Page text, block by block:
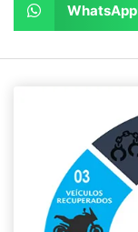
WhatsApp